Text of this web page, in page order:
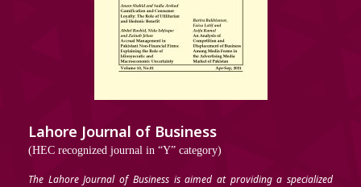
Lahore Journal of Business
(HEC recognized journal in “Y” category)
The Lahore Journal of Business is aimed at providing a specialized